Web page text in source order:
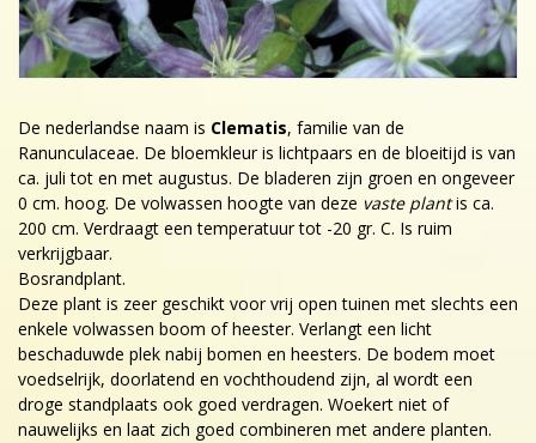
De nederlandse naam is Clematis, familie van de
Ranunculaceae. De bloemkleur is lichtpaars en de bloeitijd is van
ca. juli tot en met augustus. De bladeren zijn groen en ongeveer
0 cm. hoog. De volwassen hoogte van deze vaste plantis ca.
200 cm. Verdraagt een temperatuur tot -20 gr. C. Is ruim
verkrijgbaar.
Bosrandplant.
Deze plant is zeer geschikt voor vrij open tuinen met slechts een
enkele volwassen boom of heester. Verlangt een licht
beschaduwde plek nabij bomen en heesters. De bodem moet
voedselrijk, doorlatend en vochthoudend zijn, al wordt een
droge standplaats ook goed verdragen. Woekert niet of
nauwelijks en laat zich goed combineren met andere planten.